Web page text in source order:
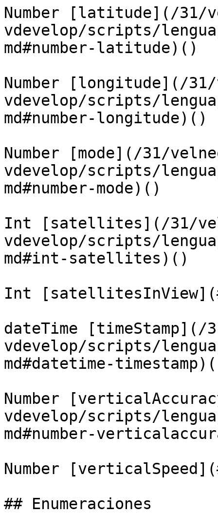
Number [latitude](/31/
vdevelop/scripts/
md#number-latitude)()
Number [longitude](/
vdevelop/scripts/
md#number-longitude)()
Number [mode](/31/
vdevelop/scripts/
md#number-mode)()
Int [satellites](/31/
vdevelop/scripts/
md#int-satellites)()
Int
dateTime [timeStamp](/
vdevelop/scripts/
md#datetime-
Number
vdevelop/scripts/
md#number-
Number
## Enumeraciones